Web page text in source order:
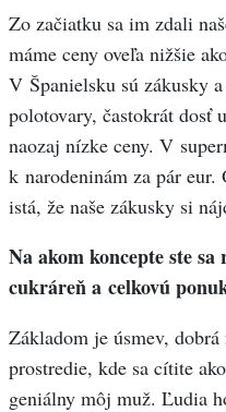
Zo začiatku sa im zdali
máme ceny oveľa nižšie
V Španielsku sú zákusky
polotovary, častokrát dosť
naozaj nízke ceny. V
k narodeninám za pár
istá, že naše zákusky si
Na akom koncepte ste
cukráreň a celkovú
Základom je úsmev,
prostredie, kde sa cítite
geniálny môj muž. Ľudia